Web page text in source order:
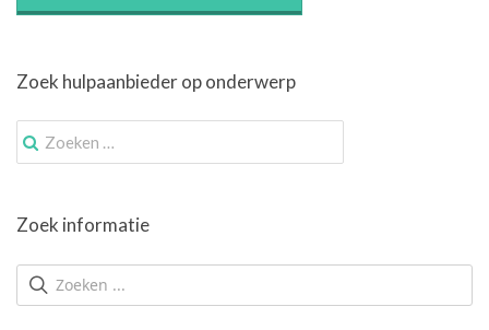
Zoek hulpaanbieder op onderwerp
Zoek
naar:
Zoek informatie